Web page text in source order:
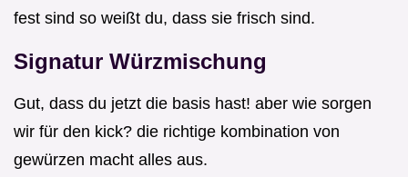
fest sind so weißt du, dass sie frisch sind.
Signatur Würzmischung
Gut, dass du jetzt die basis hast! aber wie sorgen
wir für den kick? die richtige kombination von
gewürzen macht alles aus.